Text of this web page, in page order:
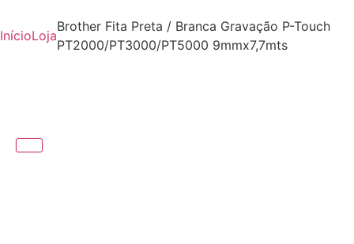
InícioLoja
Brother Fita Preta / Branca Gravação P-Touch
PT2000/PT3000/PT5000 9mmx7,7mts